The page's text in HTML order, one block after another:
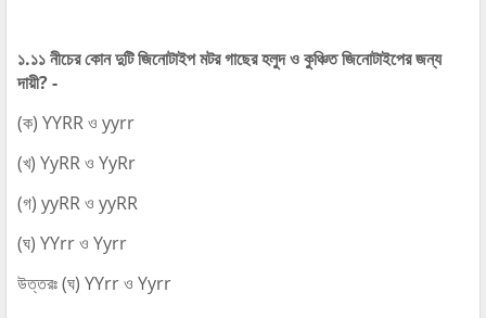
১.১১ নীচের কোন দুটি জিনোটাইপ মটর গাছের হলুদ ও কুঞ্চিত জিনোটাইপের জন্য
দায়ী? -
(ক) YYRR ও yyrr
(খ) YyRR ও YyRr
(গ) yyRR ও yyRR
(ঘ) YYrr ও Yyrr
উত্তরঃ (ঘ) YYrr ও Yyrr